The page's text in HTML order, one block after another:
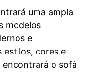
uma ampla
modelos
e
estilos, cores e
o sofá